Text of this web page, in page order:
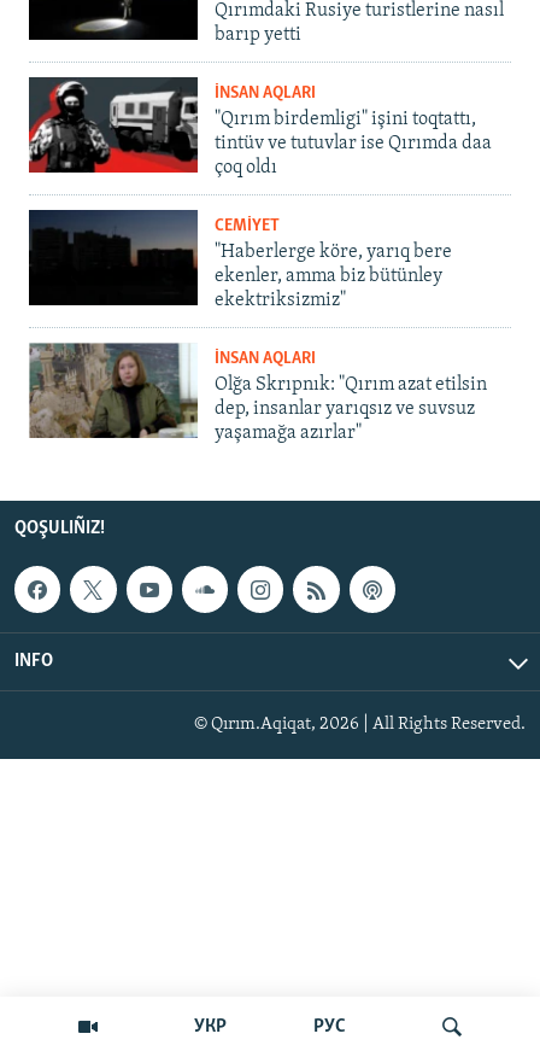
УКР РУС
Qırımdaki Rusiye turistlerine nasıl
barıp yetti
İNSAN AQLARI
"Qırım birdemligi" işini toqtattı,
tintüv ve tutuvlar ise Qırımda daa
çoq oldı
CEMİYET
"Haberlerge köre, yarıq bere
ekenler, amma biz bütünley
ekektriksizmiz"
İNSAN AQLARI
Olğa Skrıpnık: "Qırım azat etilsin
dep, insanlar yarıqsız ve suvsuz
yaşamağa azırlar"
QOŞULIÑIZ!
INFO
© Qırım.Aqiqat, 2026 | All Rights Reserved.